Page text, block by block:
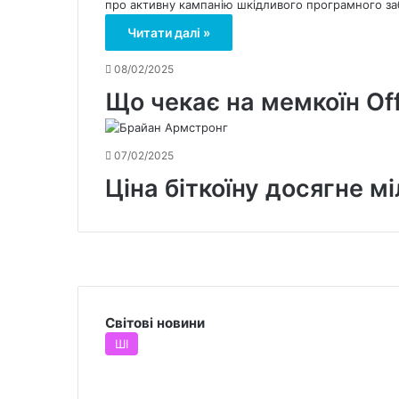
про активну кампанію шкідливого програмного
Читати далі »
08/02/2025
Що чекає на мемкоїн
07/02/2025
Ціна біткоїну досягне
Світові новини
ШІ